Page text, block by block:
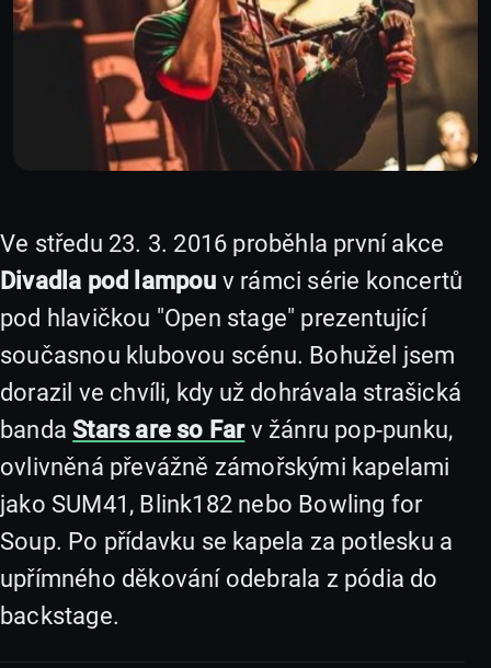
Ve středu 23. 3. 2016 proběhla první akce
Divadla pod lampou v rámci série koncertů
pod hlavičkou "Open stage" prezentující
současnou klubovou scénu. Bohužel jsem
dorazil ve chvíli, kdy už dohrávala strašická
bandaStars are so Farv žánru pop-punku,
ovlivněná převážně zámořskými kapelami
jako SUM41, Blink182 nebo Bowling for
Soup. Po přídavku se kapela za potlesku a
upřímného děkování odebrala z pódia do
backstage.